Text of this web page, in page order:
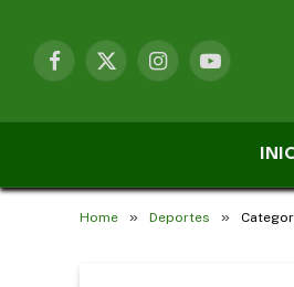
Facebook
X
InstagramYouTube
Home » Deportes »